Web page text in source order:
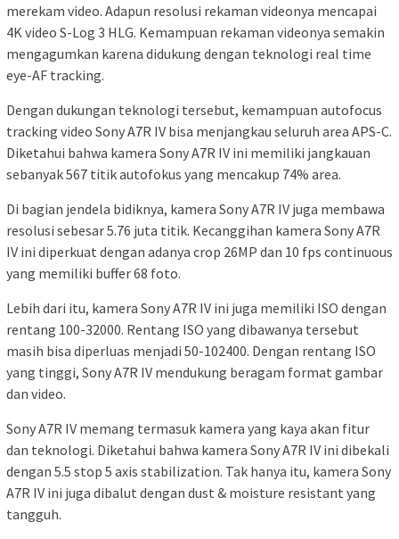
merekam video. Adapun resolusi rekaman videonya mencapai
4K video S-Log 3 HLG. Kemampuan rekaman videonya semakin
mengagumkan karena didukung dengan teknologi real time
eye-AF tracking.
Dengan dukungan teknologi tersebut, kemampuan autofocus
tracking video Sony A7R IV bisa menjangkau seluruh area APS-C.
Diketahui bahwa kamera Sony A7R IV ini memiliki jangkauan
sebanyak 567 titik autofokus yang mencakup 74% area.
Di bagian jendela bidiknya, kamera Sony A7R IV juga membawa
resolusi sebesar 5.76 juta titik. Kecanggihan kamera Sony A7R
IV ini diperkuat dengan adanya crop 26MP dan 10 fps continuous
yang memiliki buffer 68 foto.
Lebih dari itu, kamera Sony A7R IV ini juga memiliki ISO dengan
rentang 100-32000. Rentang ISO yang dibawanya tersebut
masih bisa diperluas menjadi 50-102400. Dengan rentang ISO
yang tinggi, Sony A7R IV mendukung beragam format gambar
dan video.
Sony A7R IV memang termasuk kamera yang kaya akan fitur
dan teknologi. Diketahui bahwa kamera Sony A7R IV ini dibekali
dengan 5.5 stop 5 axis stabilization. Tak hanya itu, kamera Sony
A7R IV ini juga dibalut dengan dust & moisture resistant yang
tangguh.